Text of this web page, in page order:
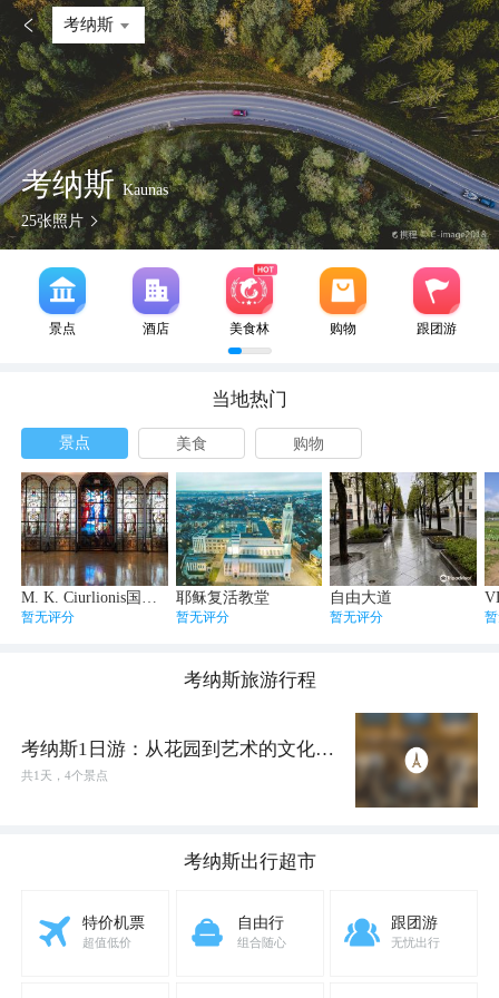
 考纳斯
考纳斯Kaunas
25张照片
景点 酒店 美食林 购物 跟团游
当地热门
景点 美食 购物
暂无评分
耶稣复活教堂
暂无评分
自由大道
暂无评分
考纳斯旅游行程
考纳斯1日游：从花园到艺术的文化探
索
共1 天，4个景点
考纳斯出行超市
特价机票
超值低价
自由行
组合随心
跟团游
无忧出行